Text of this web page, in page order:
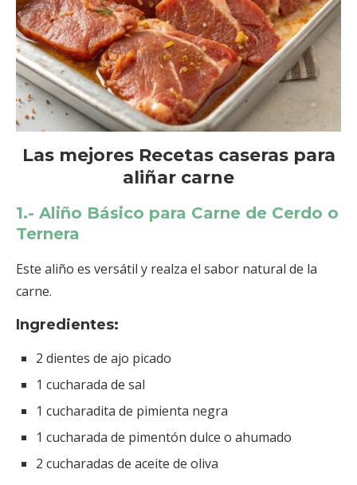
Las mejores Recetas caseras para
aliñar carne
1.- Aliño Básico para Carne de Cerdo o
Ternera
Este aliño es versátil y realza el sabor natural de la
carne.
Ingredientes:
2 dientes de ajo picado
1 cucharada de sal
1 cucharadita de pimienta negra
1 cucharada de pimentón dulce o ahumado
2 cucharadas de aceite de oliva